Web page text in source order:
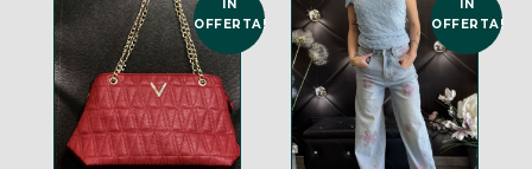
IN
OFFERTA!
IN
OFFERTA!